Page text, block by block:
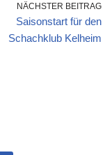
NÄCHSTER BEITRAG
Saisonstart für den
Schachklub Kelheim